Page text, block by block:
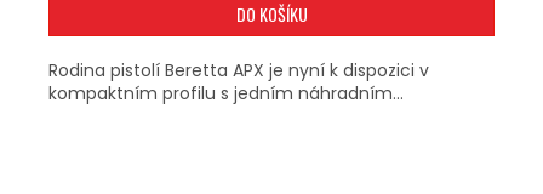
DO KOŠÍKU
Rodina pistolí Beretta APX je nyní k dispozici v
kompaktním profilu s jedním náhradním...